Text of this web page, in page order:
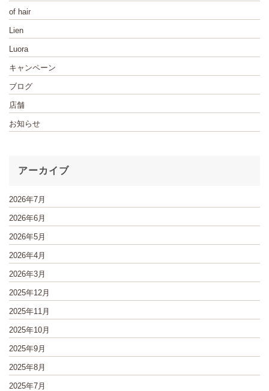
of hair
Lien
Luora
キャンペーン
ブログ
店舗
お知らせ
アーカイブ
2026年7月
2026年6月
2026年5月
2026年4月
2026年3月
2025年12月
2025年11月
2025年10月
2025年9月
2025年8月
2025年7月